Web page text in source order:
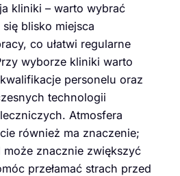
kliniki – warto wybrać
blisko miejsca
co ułatwi regularne
wyborze kliniki warto
personelu oraz
technologii
Atmosfera
również ma znaczenie;
znacznie zwiększyć
przełamać strach przed